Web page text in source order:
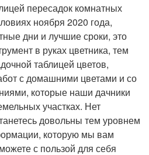
пересадок комнатных
ноября 2020 года,
дни и лучшие сроки, это
в руках цветника, тем
таблицей цветов,
с домашними цветами и со
которые наши дачники
участках. Нет
довольны тем уровнем
которую мы вам
с пользой для себя